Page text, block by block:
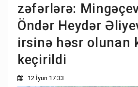
zəfərlərə:
Öndər Heydər
irsinə həsr olunan
keçirildi
12 İyun 17:33